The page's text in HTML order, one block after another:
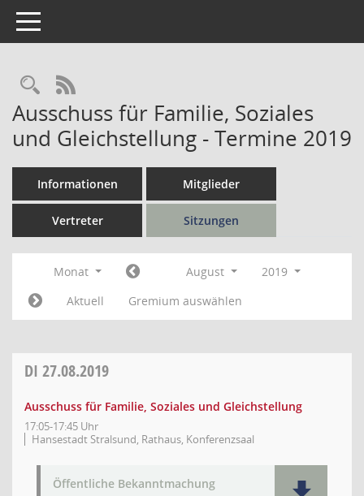
Toggle navigation
Rechercheauswahl
RSS-Feed
Ausschuss für Familie, Soziales
und Gleichstellung - Termine 2019
Informationen Mitglieder
Vertreter Sitzungen
Monat August
2019
Aktuell
Gremium auswählen
DI 27.08.2019
Ausschuss für Familie, Soziales und Gleichstellung
17:05-17:45 Uhr
Hansestadt Stralsund, Rathaus, Konferenzsaal
Öffentliche Bekanntmachung